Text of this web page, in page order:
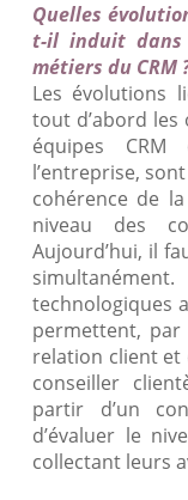
Quelles
t-il induit
métiers du CRM
Les évolutions
tout d’abord les
équipes
l’entreprise,
cohérence de
niveau des
Aujourd’hui, il
technologiques
permettent,
relation client et
conseiller
partir d’un
d’évaluer le
collectant leurs